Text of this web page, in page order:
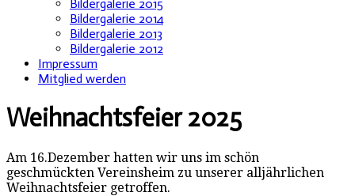
Bildergalerie 2015
Bildergalerie 2014
Bildergalerie 2013
Bildergalerie 2012
Impressum
Mitglied werden
Weihnachtsfeier 2025
Am 16.Dezember hatten wir uns im schön
geschmückten Vereinsheim zu unserer alljährlichen
Weihnachtsfeier getroffen.